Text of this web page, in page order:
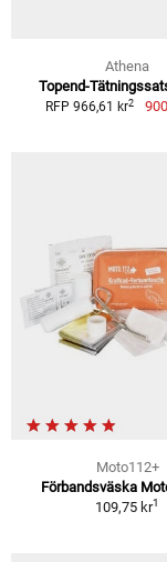
Athena
Topend-
RFP 966,61 kr2
Moto112+
Förbandsväska
109,75 kr1